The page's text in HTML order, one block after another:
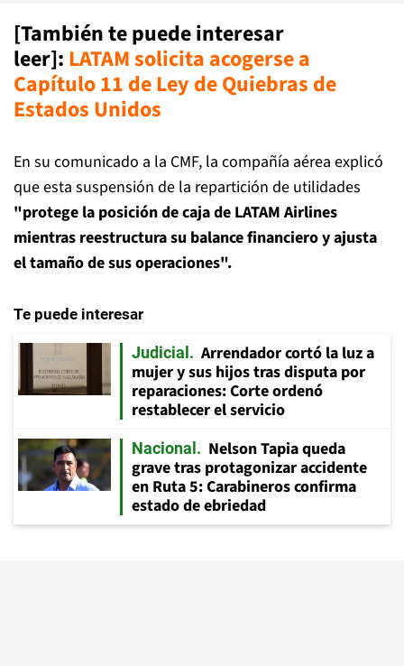
[También te puede interesar
leer]: LATAM solicita acogerse a
Capítulo 11 de Ley de Quiebras de
Estados Unidos
En su comunicado a la CMF, la compañía aérea explicó
que esta suspensión de la repartición de utilidades
"protege la posición de caja de LATAM Airlines
mientras reestructura su balance financiero y ajusta
el tamaño de sus operaciones".
Te puede interesar
Judicial
Arrendador cortó la luz a
mujer y sus hijos tras disputa por
reparaciones: Corte ordenó
restablecer el servicio
Nacional
Nelson Tapia queda
grave tras protagonizar accidente
en Ruta 5: Carabineros confirma
estado de ebriedad